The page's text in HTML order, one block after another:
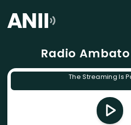
Radio Ambato
The Streaming Is